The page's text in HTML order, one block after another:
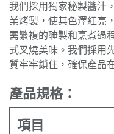
我們採用獨家秘製醬汁
業烤製，使其色澤紅亮
需繁複的醃製和烹煮過
式叉燒美味。我們採用
質牢牢鎖住，確保產品
產品規格：
項目